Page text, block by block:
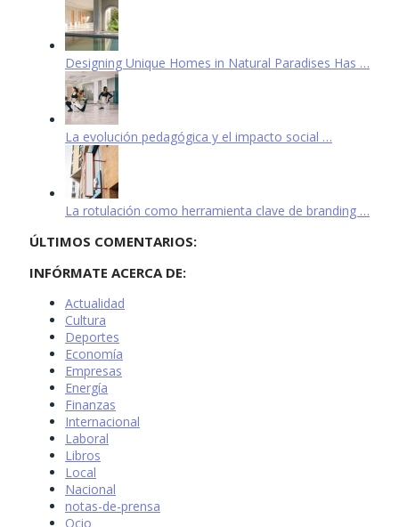
Designing Unique Homes in Natural Paradises Has …
La evolución pedagógica y el impacto social …
La rotulación como herramienta clave de branding …
ÚLTIMOS COMENTARIOS:
INFÓRMATE ACERCA DE:
Actualidad
Cultura
Deportes
Economía
Empresas
Energía
Finanzas
Internacional
Laboral
Libros
Local
Nacional
notas-de-prensa
Ocio